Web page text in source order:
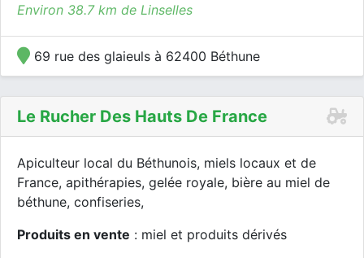
Environ 38.7 km de Linselles
69 rue des glaieuls à 62400 Béthune
Le Rucher Des Hauts De France
Apiculteur local du Béthunois, miels locaux et de
France, apithérapies, gelée royale, bière au miel de
béthune, confiseries,
Produits en vente : miel et produits dérivés